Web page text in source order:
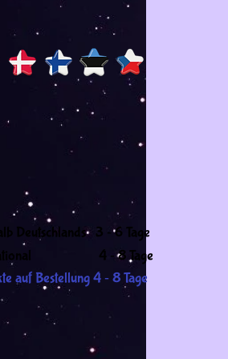
Deutschlands 3 -6 Tage
4 -8 Tage
auf Bestellung 4 - 8 Tage